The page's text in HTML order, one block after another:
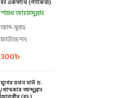
বই একসাথে (প্যাকেজ)
শায়খ আহমাদুল্লাহ
আস-সুন্নাহ
ফাউন্ডেশন
300৳
যুগের মহান দাঈ ড.
খোন্দকার আব্দুল্লাহ